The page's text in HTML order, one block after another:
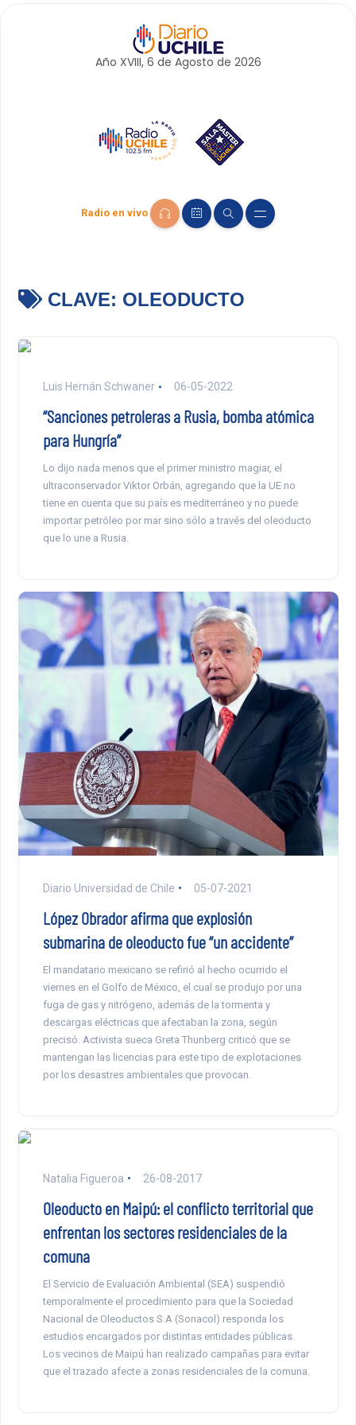
Año XVIII, 6 de Agosto de 2026
Radio en vivo
CLAVE: OLEODUCTO
Luis Hernán Schwaner 06-05-2022
“Sanciones petroleras a Rusia, bomba atómica
para Hungría”
Lo dijo nada menos que el primer ministro magiar, el
ultraconservador Viktor Orbán, agregando que la UE no
tiene en cuenta que su país es mediterráneo y no puede
importar petróleo por mar sino sólo a través del oleoducto
que lo une a Rusia.
Diario Universidad de Chile 05-07-2021
López Obrador afirma que explosión
submarina de oleoducto fue “un accidente”
El mandatario mexicano se refirió al hecho ocurrido el
viernes en el Golfo de México, el cual se produjo por una
fuga de gas y nitrógeno, además de la tormenta y
descargas eléctricas que afectaban la zona, según
precisó. Activista sueca Greta Thunberg criticó que se
mantengan las licencias para este tipo de explotaciones
por los desastres ambientales que provocan.
Natalia Figueroa 26-08-2017
Oleoducto en Maipú: el conflicto territorial que
enfrentan los sectores residenciales de la
comuna
El Servicio de Evaluación Ambiental (SEA) suspendió
temporalmente el procedimiento para que la Sociedad
Nacional de Oleoductos S.A (Sonacol) responda los
estudios encargados por distintas entidades públicas.
Los vecinos de Maipú han realizado campañas para evitar
que el trazado afecte a zonas residenciales de la comuna.